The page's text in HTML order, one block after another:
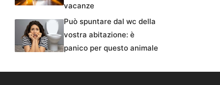
vacanze
Può spuntare dal wc della
vostra abitazione: è
panico per questo animale